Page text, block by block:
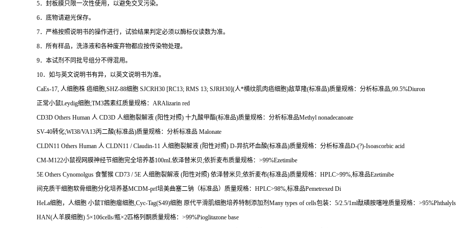
5．封板膜只限一次性使用，以避免交叉污染。
6．底物请避光保存。
7．严格按照说明书的操作进行，试验结果判定必须以酶标仪读数为准。
8．所有样品，洗涤液和各种废弃物都应按传染物处理。
9．本试剂不同批号组分不得混用。
10．如与英文说明书有异，以英文说明书为准。
CaEs-17, 人细胞株 癌细胞 ,SHZ-88细胞 SJCRH30 [RC13; RMS 13; SJRH30](人*横纹肌肉癌细胞)敌草隆(标准品)质量规格：分析标准品 ,99.5%Diuron
正常小鼠Leydig细胞;TM3茜素红质量规格： ARAlizarin red
CD3D Others Human 人 CD3D 人细胞裂解液 (阳性对照) 十九酸甲酯(标准品)质量规格：分析标准品Methyl nonadecanoate
SV-40转化;WI38/VA13丙二酸(标准品)质量规格：分析标准品 Malonate
CLDN11 Others Human 人 CLDN11 / Claudin-11 人细胞裂解液 (阳性对照) D-异抗坏血酸(标准品)质量规格：分析标准品D-(?)-Isoascorbic acid
CM-M122小鼠视网膜神经节细胞完全培养基100mL依泽替米贝 ;依折麦布质量规格： >99%Ezetimibe
5E Others Cynomolgus 食蟹猴 CD73 / 5E 人细胞裂解液 (阳性对照) 依泽替米贝 ;依折麦布(标准品)质量规格： HPLC>99%, 标准品Ezetimibe
间充质干细胞软骨细胞分化培养基MCDM-prf培美曲塞二钠（标准品）质量规格： HPLC>98%, 标准品Pemetrexed Di
HeLa细胞，人细胞 小鼠T细胞瘤细胞 ,Cyc-Tag(S49)细胞 原代平滑肌细胞培养特制添加剂 Many types of cells包装： 5/2.5/1ml酞磺胺噻唑质量规格：
HAN(人羊膜细胞) 5×106cells/瓶×2匹格列酮质量规格： >99%Pioglitazone base